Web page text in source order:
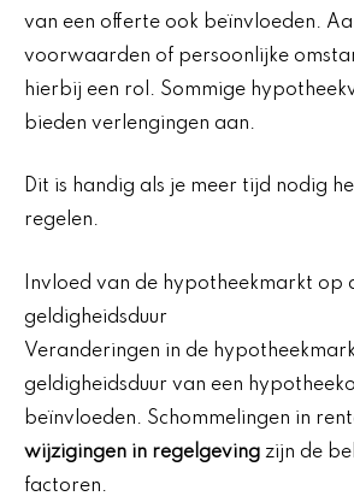
van een offerte ook beïnvloeden.
voorwaarden of persoonlijke
hierbij een rol. Sommige
bieden verlengingen aan.
Dit is handig als je meer tijd nodig
regelen.
Invloed van de hypotheekmarkt op
geldigheidsduur
Veranderingen in de
geldigheidsduur van een
beïnvloeden. Schommelingen in
wijzigingen in regelgeving zijn de
factoren.